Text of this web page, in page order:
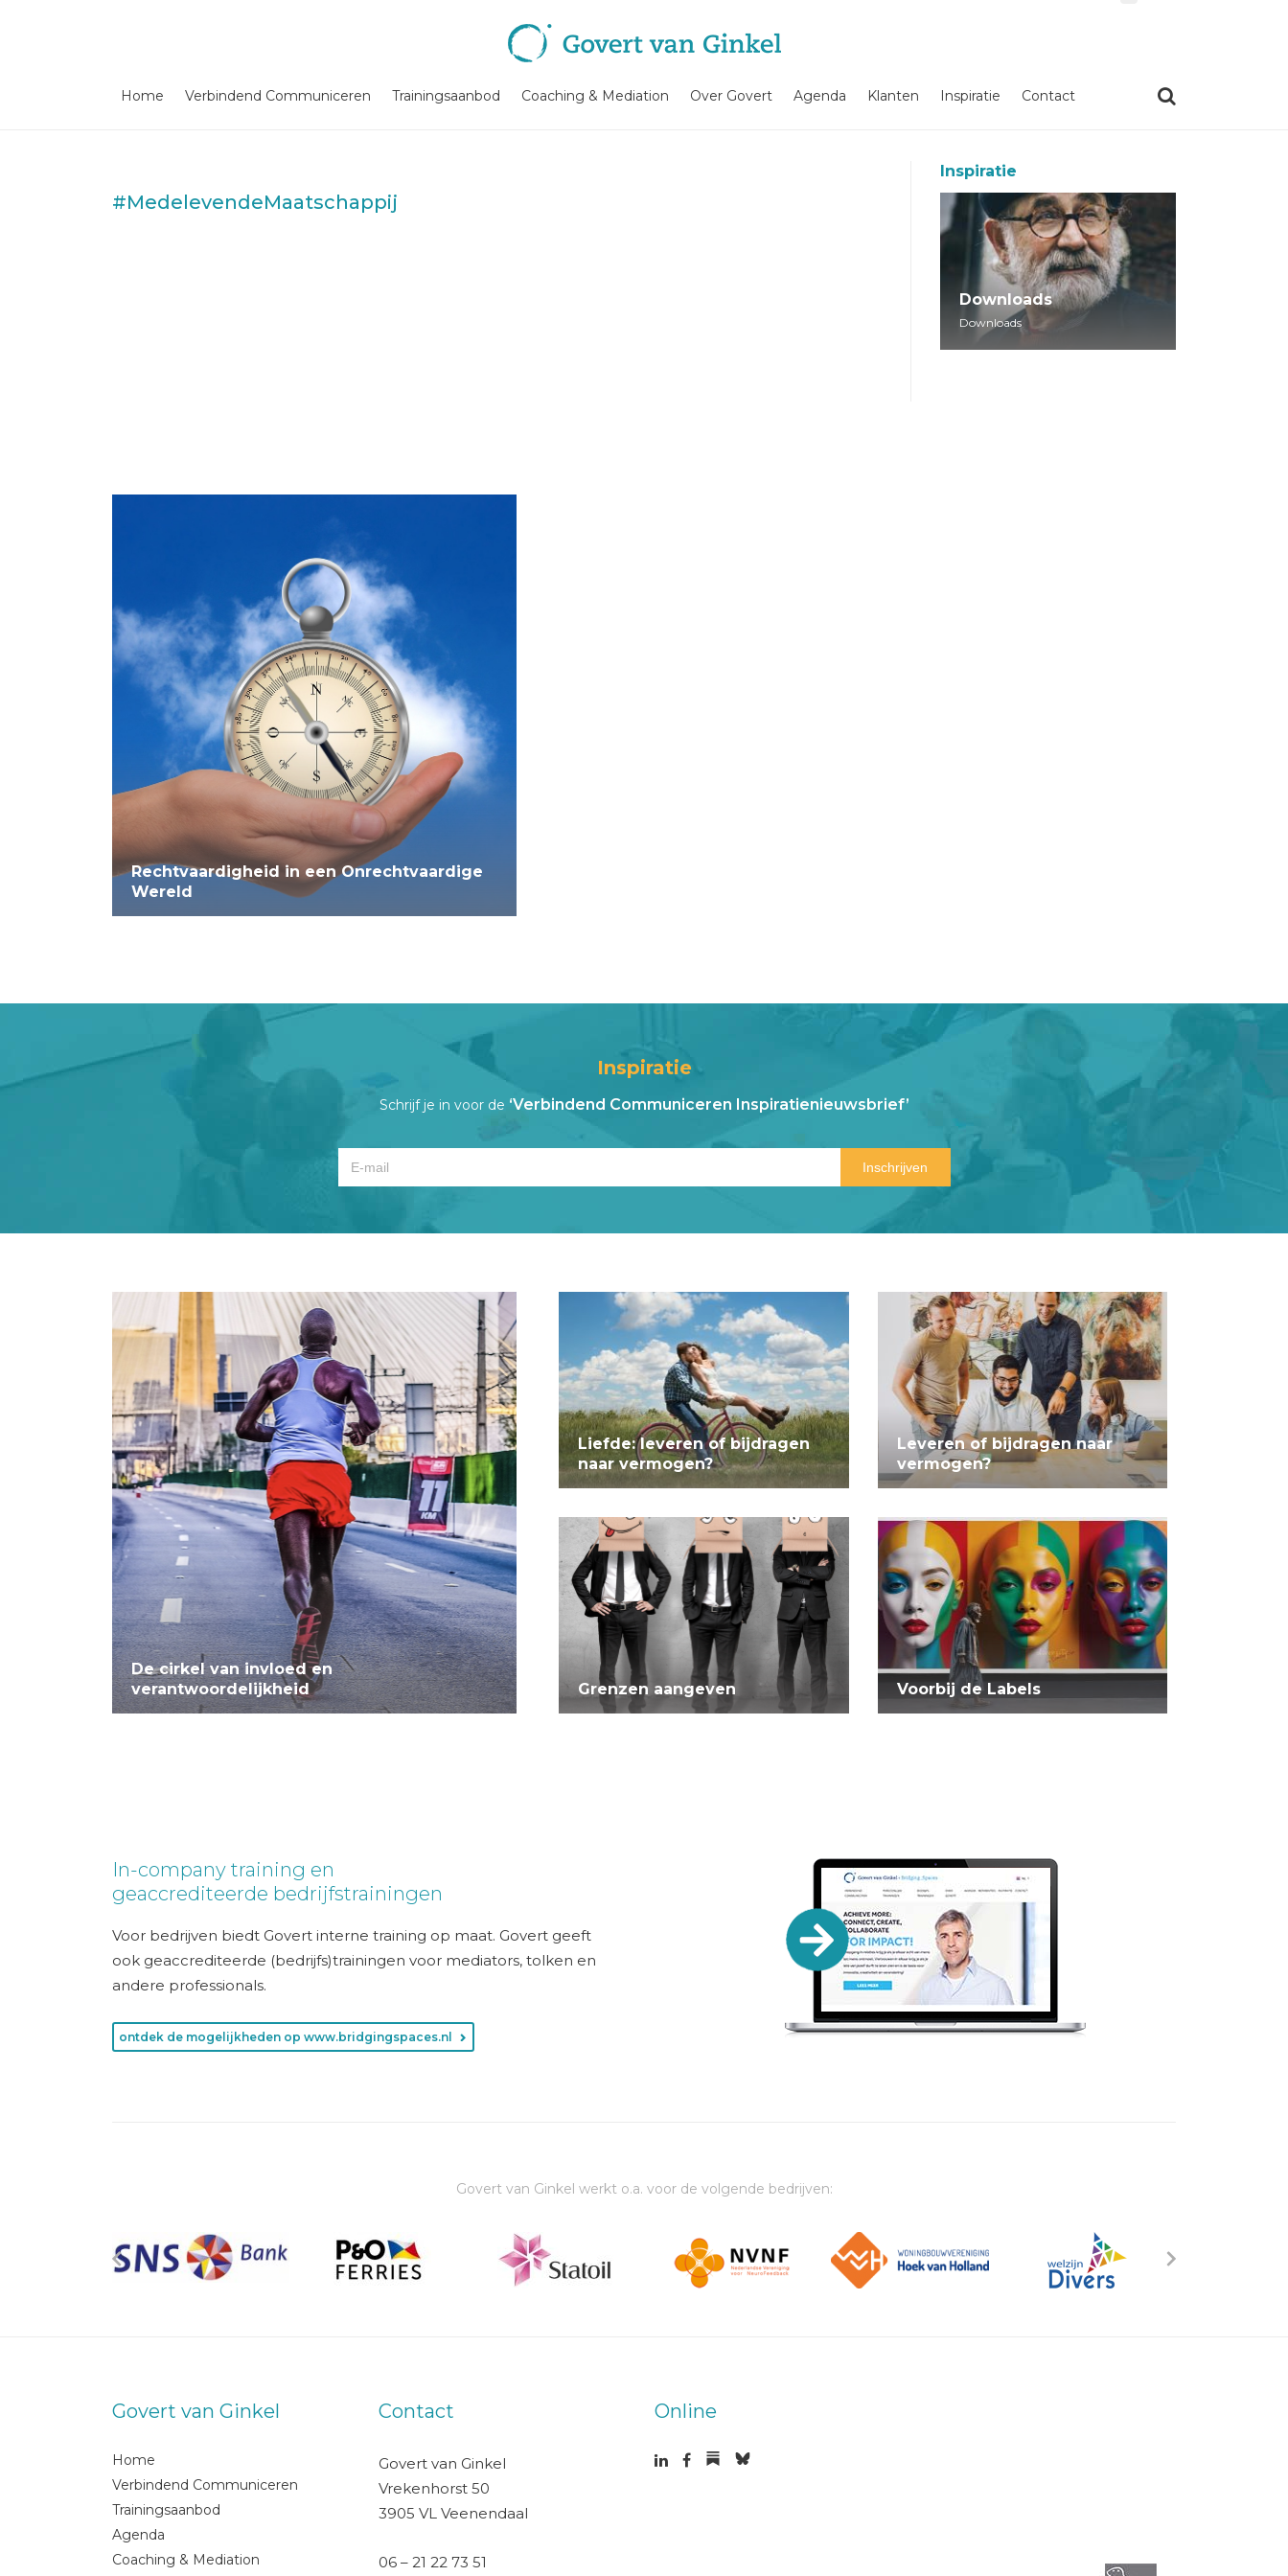
Home Verbindend Communiceren Trainingsaanbod Coaching & Mediation Over Govert Agenda Klanten Inspiratie Contact
#MedelevendeMaatschappij
Inspiratie
Downloads
Downloads
Rechtvaardigheid in een Onrechtvaardige
Wereld
Inspiratie
Schrijf je in voor de ‘Verbindend Communiceren Inspiratienieuwsbrief’
De cirkel van invloed en
verantwoordelijkheid
Liefde: leveren of bijdragen
naar vermogen?
Leveren of bijdragen naar
vermogen?
Grenzen aangeven Voorbij de Labels
In-company training en
geaccrediteerde bedrijfstrainingen
Voor bedrijven biedt Govert interne training op maat. Govert geeft
ook geaccrediteerde (bedrijfs)trainingen voor mediators, tolken en
andere professionals.
ontdek de mogelijkheden op www.bridgingspaces.nl
Govert van Ginkel werkt o.a. voor de volgende bedrijven:
Govert van Ginkel
Home
Verbindend Communiceren
Trainingsaanbod
Agenda
Coaching & Mediation
Contact
Govert van Ginkel
Vrekenhorst 50
3905 VL Veenendaal
06 – 21 22 73 51
Online